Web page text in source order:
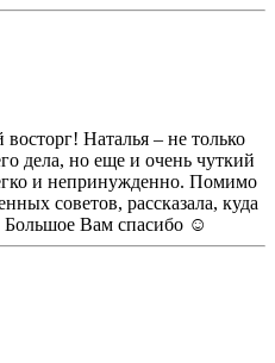
Наталья – не только
дела, но еще и очень чуткий
и непринужденно. Помимо
советов, рассказала, куда
Большое Вам спасибо ☺️